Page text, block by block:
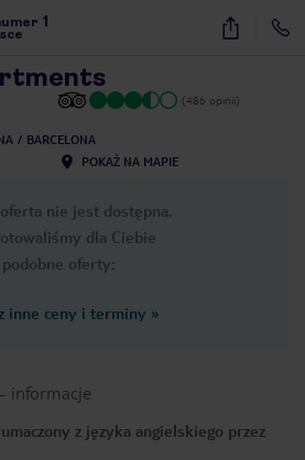
1 29
(486 opinii)
BARCELONA
POKAŻ NA MAPIE
nie jest dostępna.
dla Ciebie
podobne oferty:
inne ceny i terminy »
- informacje
z języka angielskiego przez